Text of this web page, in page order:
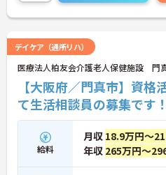
デイケア（通所リハ）
医療法人柏友会介護老人保健施設 門
【大阪府／門真市】資
て生活相談員の募集です
給料
月収 18.9万円～
年収 265万円～